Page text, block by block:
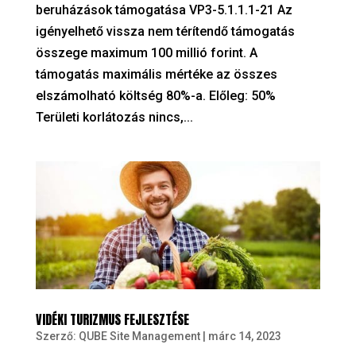
beruházások támogatása VP3-5.1.1.1-21 Az
igényelhető vissza nem térítendő támogatás
összege maximum 100 millió forint. A
támogatás maximális mértéke az összes
elszámolható költség 80%-a. Előleg: 50%
Területi korlátozás nincs,...
VIDÉKI TURIZMUS FEJLESZTÉSE
Szerző: QUBE Site Management| márc 14, 2023